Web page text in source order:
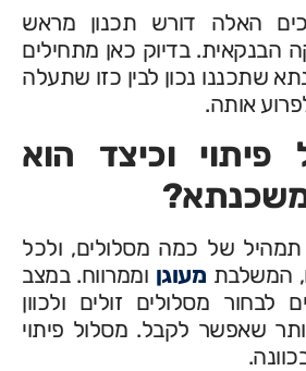
האלה דורש תכנון מראש
הבנקאית. בדיוק כאן מתחילים
שתכננו נכון לבין כזו שתעלה
אותה.
פיתוי וכיצד הוא
של כמה מסלולים, ולכל
המשלבת מעוגן וממרווח. במצב
לבחור מסלולים זולים ולכוון
שאפשר לקבל. מסלול פיתוי